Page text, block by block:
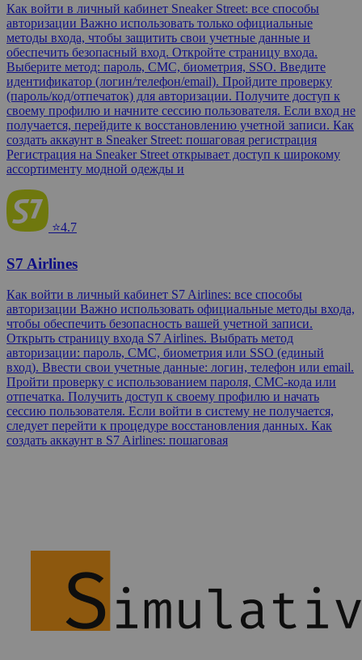
Как войти в личный кабинет Sneaker Street: все способы
авторизации Важно использовать только официальные
методы входа, чтобы защитить свои учетные данные и
обеспечить безопасный вход. Откройте страницу входа.
Выберите метод: пароль, СМС, биометрия, SSO. Введите
идентификатор (логин/телефон/email). Пройдите проверку
(пароль/код/отпечаток) для авторизации. Получите доступ к
своему профилю и начните сессию пользователя. Если вход не
получается, перейдите к восстановлению учетной записи. Как
создать аккаунт в Sneaker Street: пошаговая регистрация
Регистрация на Sneaker Street открывает доступ к широкому
ассортименту модной одежды и
⭐4.7
S7 Airlines
Как войти в личный кабинет S7 Airlines: все способы
авторизации Важно использовать официальные методы входа,
чтобы обеспечить безопасность вашей учетной записи.
Открыть страницу входа S7 Airlines. Выбрать метод
авторизации: пароль, СМС, биометрия или SSO (единый
вход). Ввести свои учетные данные: логин, телефон или email.
Пройти проверку с использованием пароля, СМС-кода или
отпечатка. Получить доступ к своему профилю и начать
сессию пользователя. Если войти в систему не получается,
следует перейти к процедуре восстановления данных. Как
создать аккаунт в S7 Airlines: пошаговая